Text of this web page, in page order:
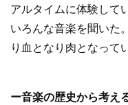
アルタイムに体験して
いろんな音楽を聞いた
り血となり肉となって
ー音楽の歴史から考え